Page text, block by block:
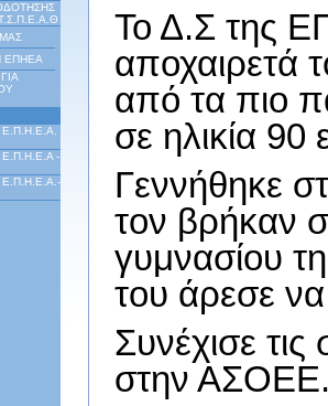
ΕΠΗΕΑ
-
Ε.Π.Η.Ε.Α.-
Το Δ.Σ της
αποχαιρετά
από τα πιο
σε ηλικία 90
Γεννήθηκε
τον βρήκαν
γυμνασίου
του άρεσε να
Συνέχισε
στην